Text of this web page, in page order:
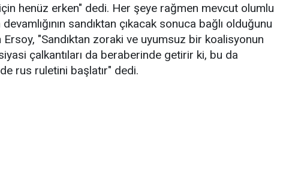
henüz erken" dedi. Her şeye rağmen mevcut olumlu
sandıktan çıkacak sonuca bağlı olduğunu
Ersoy, "Sandıktan zoraki ve uyumsuz bir koalisyonun
siyasi çalkantıları da beraberinde getirir ki, bu da
rus ruletini başlatır" dedi.